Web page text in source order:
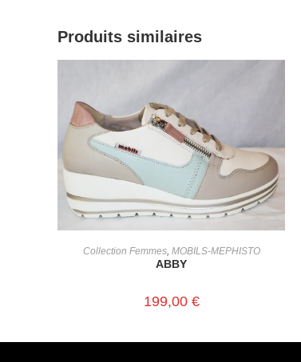
Produits similaires
CHOIX DES OPTIONS
Collection Femmes, MOBILS-MEPHISTO
ABBY
199,00 €